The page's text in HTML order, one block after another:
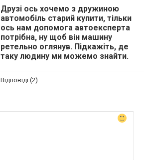
Друзі ось хочемо з дружиною
автомобіль старий купити, тільки
ось нам допомога автоексперта
потрібна, ну щоб він машину
ретельно оглянув. Підкажіть, де
таку людину ми можемо знайти.
Відповіді (2)